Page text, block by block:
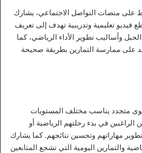
على منصات التواصل الاجتماعي، يشارك
فيديو تعليمية وتدريبية تهدف إلى تعريف
وأساليب تطوير الأداء الرياضي، كما
على ممارسة التمارين بطريقة صحيحة
متجدد يناسب مختلف المستويات
الراغبين في بدء رحلتهم الرياضية أو
مهاراتهم وتحسين نتائجهم. كما يشارك
والتمارين اليومية التي تشجع المتابعين